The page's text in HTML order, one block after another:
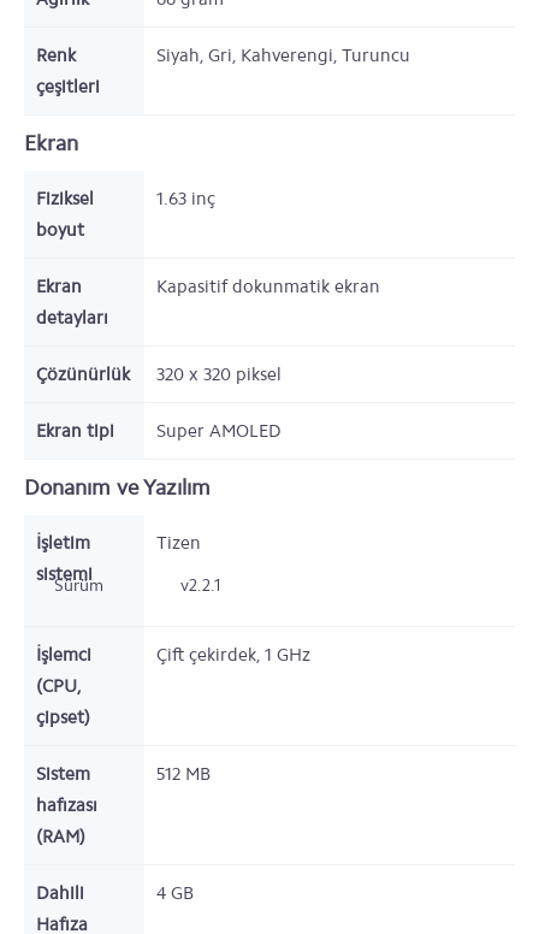
Renk
çeşitleri
Siyah, Gri, Kahverengi, Turuncu
Ekran
Fiziksel
boyut
1.63 inç
Ekran
detayları
Kapasitif dokunmatik ekran
Çözünürlük 320 x 320 piksel
Ekran tipi Super AMOLED
Donanım ve Yazılım
İşletim
sistemi
Tizen
Sürüm v2.2.1
İşlemci
(CPU,
çipset)
Çift çekirdek, 1 GHz
Sistem
hafızası
(RAM)
512 MB
Dahili
Hafıza
4 GB